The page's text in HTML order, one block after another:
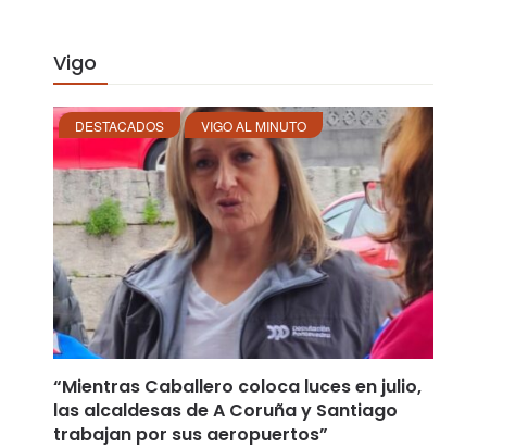
Vigo
DESTACADOS VIGO AL MINUTO
“Mientras Caballero coloca luces en julio,
las alcaldesas de A Coruña y Santiago
trabajan por sus aeropuertos”